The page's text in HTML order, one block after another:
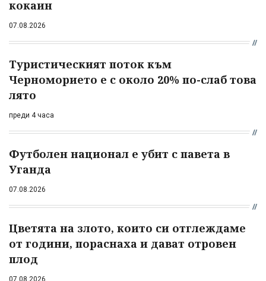
кокаин
07.08.2026
Туристическият поток към
Черноморието е с около 20% по-слаб това
лято
преди 4 часа
Футболен национал е убит с павета в
Уганда
07.08.2026
Цветята на злото, които си отглеждаме
от години, пораснаха и дават отровен
плод